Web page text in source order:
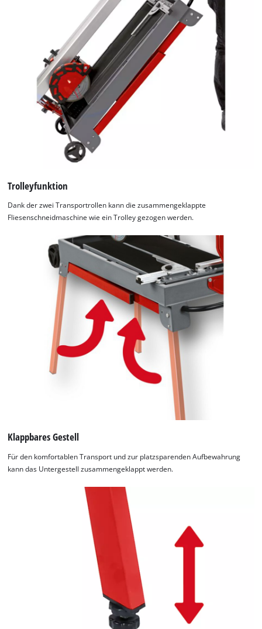
Wir benötigen deine Zustimmung, um
Google Maps laden zu können!
This content is not permitted to load due
to trackers that are not disclosed to the
Trolleyfunktion
Dank der zwei Transportrollen kann die zusammengeklappte
Fliesenschneidmaschine wie ein Trolley gezogen werden.
Klappbares Gestell
Für den komfortablen Transport und zur platzsparenden Aufbewahrung
kann das Untergestell zusammengeklappt werden.